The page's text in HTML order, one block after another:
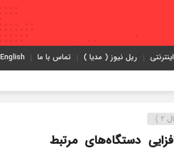
ریل نیوز ( مدیا ) تماس با ما English
)
دستگاه‌های مرتبط